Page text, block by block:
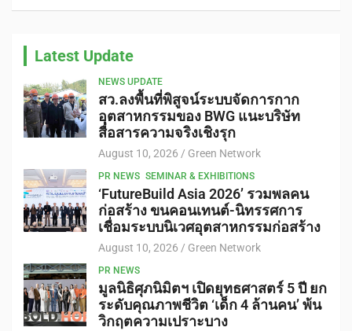
Latest Update
NEWS UPDATE
สว.ลงพื้นที่พิสูจน์ระบบจัดการกาก
อุตสาหกรรมของ BWG แนะบริษัท
สื่อสารความจริงเชิงรุก
August 10, 2026 Green Network
PR NEWS SEMINAR & EXHIBITIONS
‘FutureBuild Asia 2026’ รวมพลคน
ก่อสร้าง ขนคอนเทนต์-นิทรรศการ
เชื่อมระบบนิเวศอุตสาหกรรมก่อสร้าง
August 10, 2026 Green Network
PR NEWS
มูลนิธิศุภนิมิตฯ เปิดยุทธศาสตร์ 5 ปี ยก
ระดับคุณภาพชีวิต ‘เด็ก 4 ล้านคน’ พ้น
วิกฤตความเปราะบาง